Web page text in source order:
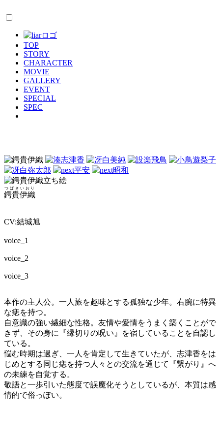
TOP
STORY
CHARACTER
MOVIE
GALLERY
EVENT
SPECIAL
SPEC
鍔貴伊織
つばきいおり
CV:結城旭
voice_1
voice_2
voice_3
本作の主人公。一人旅を趣味とする孤独な少年。右腕に特異
な痣を持つ。
自意識の強い繊細な性格。友情や愛情をうまく築くことがで
きず、その身に『縁切りの呪い』を宿していることを自認し
ている。
悩む時期は過ぎ、一人を肯定して生きていたが、志津香をは
じめとする同じ痣を持つ人々との交流を通じて『繋がり』へ
の未練を自覚する。
敬語と一歩引いた態度で誤魔化そうとしているが、本質は感
情的で俗っぽい。